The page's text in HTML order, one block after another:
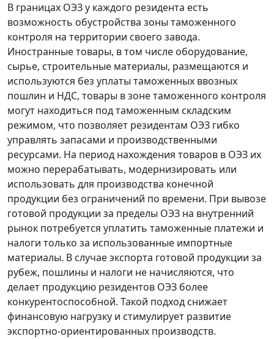
В границах ОЭЗ у каждого резидента есть
возможность обустройства зоны таможенного
контроля на территории своего завода.
Иностранные товары, в том числе оборудование,
сырье, строительные материалы, размещаются и
используются без уплаты таможенных ввозных
пошлин и НДС, товары в зоне таможенного контроля
могут находиться под таможенным складским
режимом, что позволяет резидентам ОЭЗ гибко
управлять запасами и производственными
ресурсами. На период нахождения товаров в ОЭЗ их
можно перерабатывать, модернизировать или
использовать для производства конечной
продукции без ограничений по времени. При вывозе
готовой продукции за пределы ОЭЗ на внутренний
рынок потребуется уплатить таможенные платежи и
налоги только за использованные импортные
материалы. В случае экспорта готовой продукции за
рубеж, пошлины и налоги не начисляются, что
делает продукцию резидентов ОЭЗ более
конкурентоспособной. Такой подход снижает
финансовую нагрузку и стимулирует развитие
экспортно-ориентированных производств.